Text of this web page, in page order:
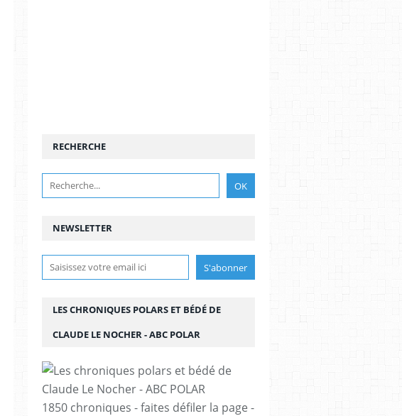
NEWSLETTER
RECHERCHE
LES CHRONIQUES POLARS ET BÉDÉ DE
CLAUDE LE NOCHER - ABC POLAR
1850 chroniques - faites défiler la page -